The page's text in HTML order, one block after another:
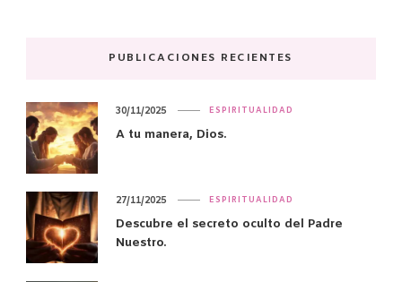
PUBLICACIONES RECIENTES
ESPIRITUALIDAD
A tu manera, Dios.
30/11/2025
ESPIRITUALIDAD
Descubre el secreto oculto del Padre
Nuestro.
27/11/2025